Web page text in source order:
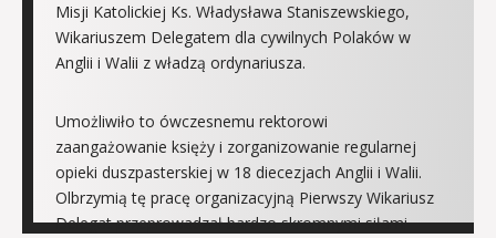
Misji Katolickiej Ks. Władysława Staniszewskiego,
Wikariuszem Delegatem dla cywilnych Polaków w
Anglii i Walii z władzą ordynariusza.
Umożliwiło to ówczesnemu rektorowi
zaangażowanie księży i zorganizowanie regularnej
opieki duszpasterskiej w 18 diecezjach Anglii i Walii.
Olbrzymią tę pracę organizacyjną Pierwszy Wikariusz
Delegat przeprowadzał bardzo skromnymi siłami